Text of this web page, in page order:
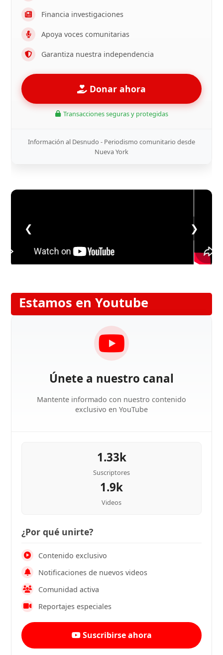
Financia investigaciones
Apoya voces comunitarias
Garantiza nuestra independencia
Donar ahora
Transacciones seguras y protegidas
Información al Desnudo - Periodismo comunitario desde
Nueva York
❮ ❯
Estamos en Youtube
Únete a nuestro canal
Mantente informado con nuestro contenido
exclusivo en YouTube
1.33k
Suscriptores
1.9k
Videos
¿Por qué unirte?
Contenido exclusivo
Notificaciones de nuevos videos
Comunidad activa
Reportajes especiales
Suscribirse ahora